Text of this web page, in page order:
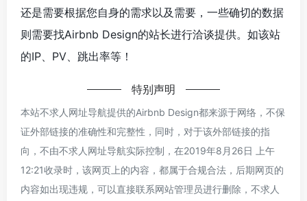
还是需要根据您自身的需求以及需要，一些确切的数据
则需要找Airbnb Design的站长进行洽谈提供。如该站
的IP、PV、跳出率等！
特别声明
本站不求人网址导航提供的Airbnb Design都来源于网络，不保
证外部链接的准确性和完整性，同时，对于该外部链接的指
向，不由不求人网址导航实际控制，在2019年8月26日 上午
12:21收录时，该网页上的内容，都属于合规合法，后期网页的
内容如出现违规，可以直接联系网站管理员进行删除，不求人